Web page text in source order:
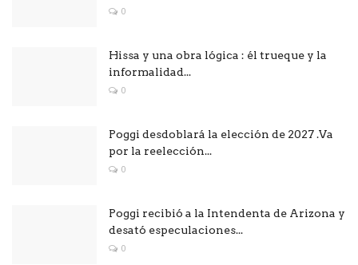
0
Hissa y una obra lógica : él trueque y la
informalidad...
0
Poggi desdoblará la elección de 2027 .Va
por la reelección...
0
Poggi recibió a la Intendenta de Arizona y
desató especulaciones...
0